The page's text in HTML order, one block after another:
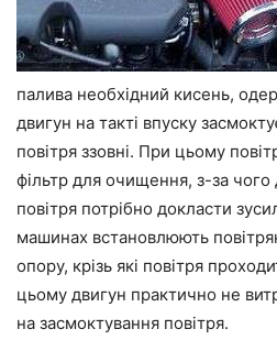
палива необхідний кисень,
двигун на такті впуску
повітря ззовні. При цьому
фільтр для очищення, з-за чого
повітря потрібно докласти
машинах встановлюють
опору, крізь які повітря
цьому двигун практично не
на засмоктування повітря.